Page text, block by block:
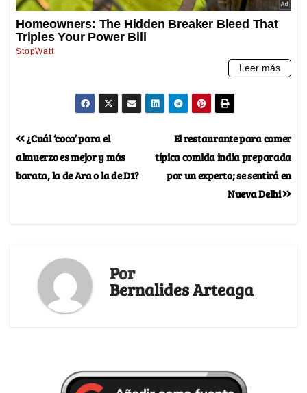
El restaurante para comer
típica comida india preparada
por un experto; se sentirá en
Nueva Delhi
¿Cuál ‘coca’ para el
almuerzo es mejor y más
barata, la de Ara o la de D1?
Por
Bernalides Arteaga